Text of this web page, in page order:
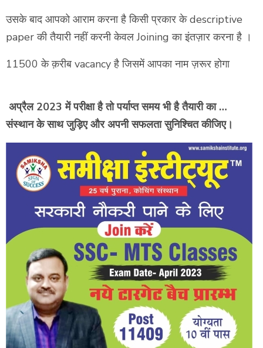
उसके बाद आपको आराम करना है किसी प्रकार के descriptive
paper की तैयारी नहीं करनी केवल Joining का इंतज़ार करना है ।
11500 के क़रीब vacancy है जिसमें आपका नाम ज़रूर होगा
अप्रैल 2023 में परीक्षा है तो पर्याप्त समय भी है तैयारी का …
संस्थान के साथ जुड़िए और अपनी सफलता सुनिश्चित कीजिए।